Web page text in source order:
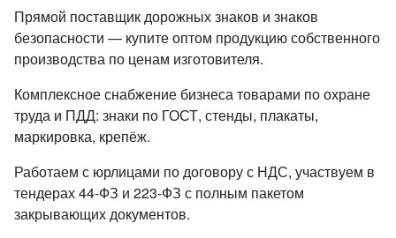
Прямой поставщик дорожных знаков и знаков
безопасности — купите оптом продукцию собственного
производства по ценам изготовителя.
Комплексное снабжение бизнеса товарами по охране
труда и ПДД: знаки по ГОСТ, стенды, плакаты,
маркировка, крепёж.
Работаем с юрлицами по договору с НДС, участвуем в
тендерах 44-ФЗ и 223-ФЗ с полным пакетом
закрывающих документов.